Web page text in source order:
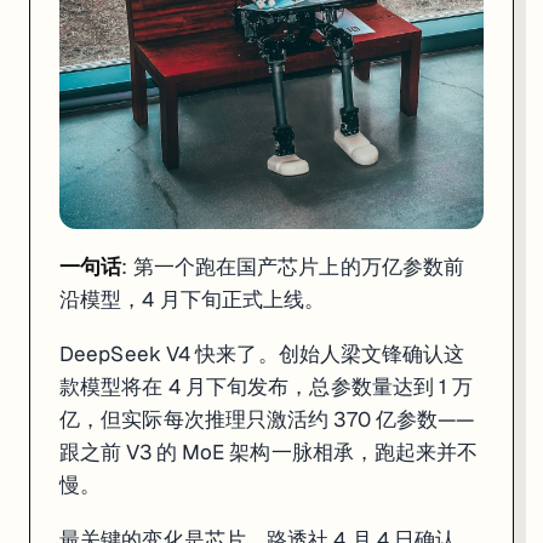
: 第一个跑在国产芯片上的万亿参数前沿模型，4 月下旬正式上线
一句话: 第一个跑在国产芯片上的万亿参数前
沿模型，4 月下旬正式上线。
DeepSeek V4 快来了。创始人梁文锋确认这
款模型将在 4 月下旬发布，总参数量达到 1 万
亿，但实际每次推理只激活约 370 亿参数——
跟之前 V3 的 MoE 架构一脉相承，跑起来并不
慢。